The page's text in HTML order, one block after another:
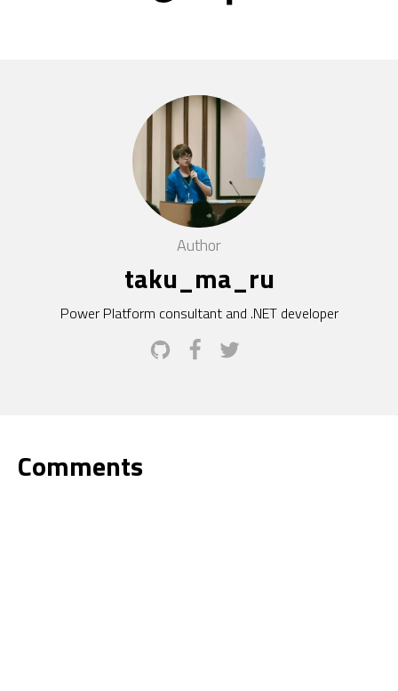
Author
taku_ma_ru
Power Platform consultant and .NET developer
Comments